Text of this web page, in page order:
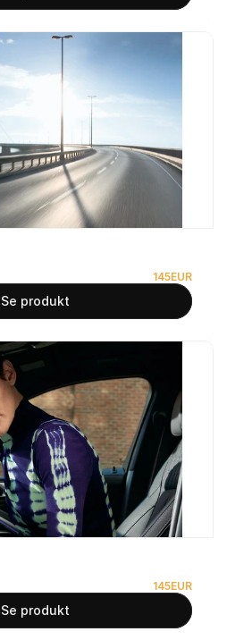
145EUR
Se produkt
145EUR
Se produkt